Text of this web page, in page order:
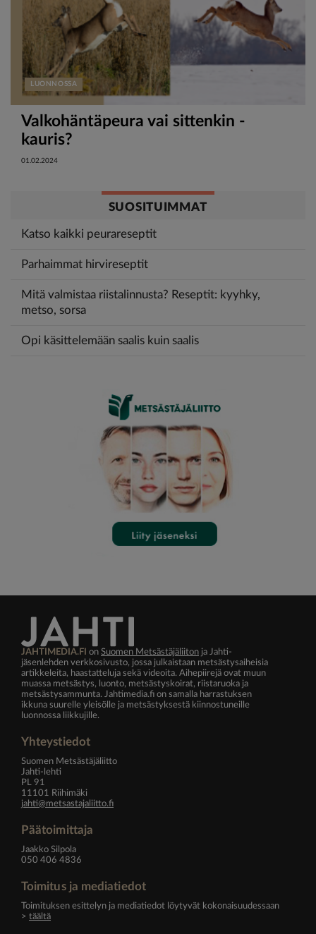
LUONNOSSA
Valkohäntäpeura vai sittenkin -
kauris?
01.02.2024
SUOSITUIMMAT
Katso kaikki peurareseptit
Parhaimmat hirvireseptit
Mitä valmistaa riistalinnusta? Reseptit: kyyhky,
metso, sorsa
Opi käsittelemään saalis kuin saalis
JAHTIMEDIA.FI on Suomen Metsästäjäliiton ja Jahti-
jäsenlehden verkkosivusto, jossa julkaistaan metsästysaiheisia
artikkeleita, haastatteluja sekä videoita. Aihepiirejä ovat muun
muassa metsästys, luonto, metsästyskoirat, riistaruoka ja
metsästysammunta. Jahtimedia.fi on samalla harrastuksen
ikkuna suurelle yleisölle ja metsästyksestä kiinnostuneille
luonnossa liikkujille.
Yhteystiedot
Suomen Metsästäjäliitto
Jahti-lehti
PL 91
11101 Riihimäki
jahti@metsastajaliitto.fi
Päätoimittaja
Jaakko Silpola
050 406 4836
Toimitus ja mediatiedot
Toimituksen esittelyn ja mediatiedot löytyvät kokonaisuudessaan
> täältä